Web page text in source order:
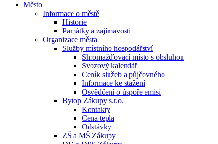
Město
Informace o městě
Historie
Památky a zajímavosti
Organizace města
Služby místního hospodářství
Shromažďovací místo s obsluhou
Svozový kalendář
Ceník služeb a půjčovného
Informace ke stažení
Osvědčení o úspoře emisí
Bytop Zákupy s.r.o.
Kontakty
Cena tepla
Odstávky
ZŠ a MŠ Zákupy